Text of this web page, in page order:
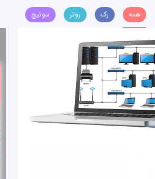
همه رک روتر سوئیچ